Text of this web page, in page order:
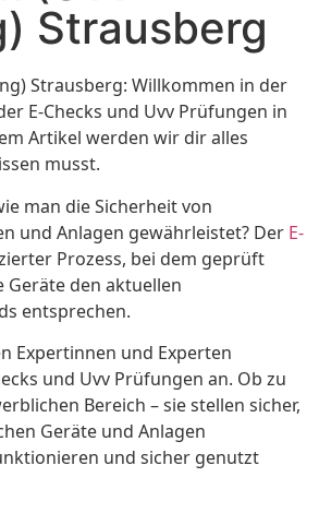
Strausberg
Strausberg: Willkommen in der
E-Checks und Uvv Prüfungen in
Artikel werden wir dir alles
musst.
man die Sicherheit von
und Anlagen gewährleistet? Der E-
Prozess, bei dem geprüft
den aktuellen
entsprechen.
Expertinnen und Experten
und Uvv Prüfungen an. Ob zu
Bereich – sie stellen sicher,
Geräte und Anlagen
und sicher genutzt